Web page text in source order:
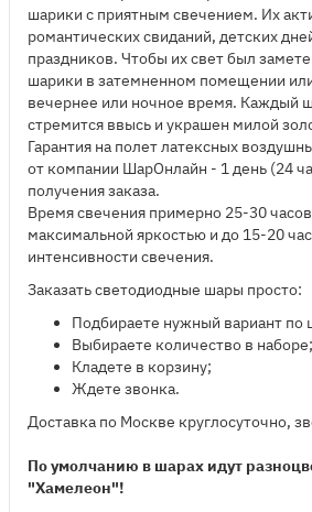
шарики с приятным свечением. Их
романтических свиданий, детских
праздников. Чтобы их свет был
шарики в затемненном помещении
вечернее или ночное время. Каждый
стремится ввысь и украшен милой
Гарантия на полет латексных
от компании ШарОнлайн - 1 день (24
получения заказа.
Время свечения примерно 25-30
максимальной яркостью и до 15-20
интенсивности свечения.
Заказать светодиодные шары просто:
Подбираете нужный вариант по
Выбираете количество в наборе;
Кладете в корзину;
Ждете звонка.
Доставка по Москве круглосуточно,
По умолчанию в шарах идут
"Хамелеон"!